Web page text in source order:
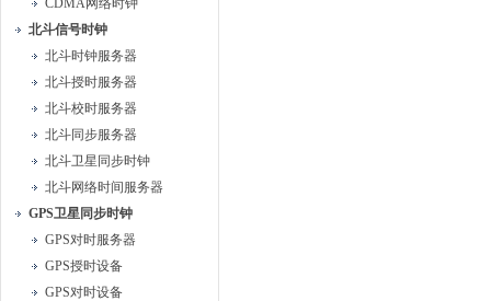
CDMA网络时钟
北斗信号时钟
北斗时钟服务器
北斗授时服务器
北斗校时服务器
北斗同步服务器
北斗卫星同步时钟
北斗网络时间服务器
GPS卫星同步时钟
GPS对时服务器
GPS授时设备
GPS对时设备